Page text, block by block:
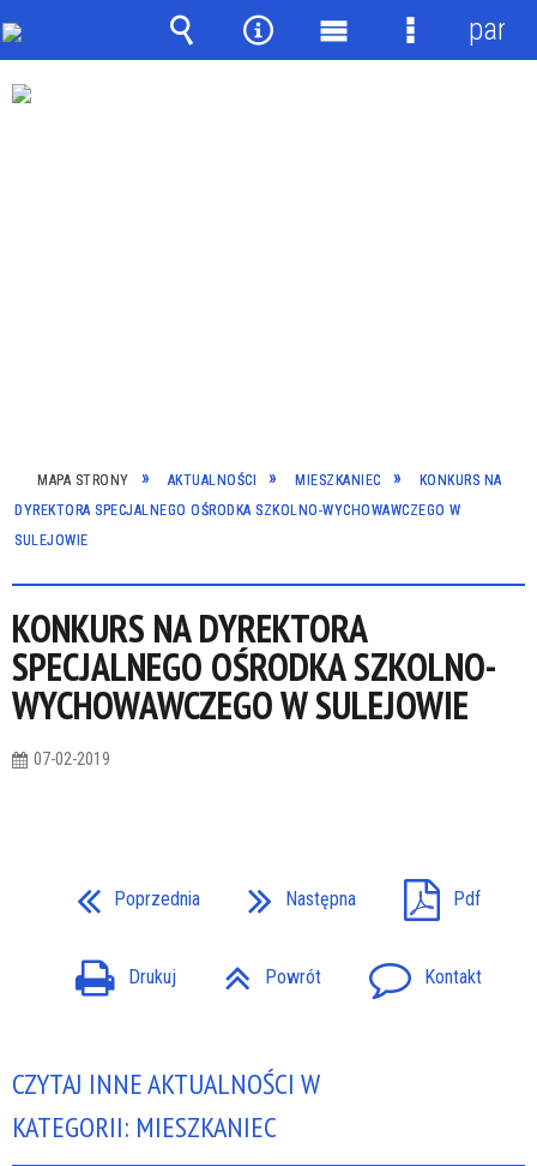
MAPA STRONY AKTUALNOŚCI MIESZKANIEC
KONKURS NA
DYREKTORA SPECJALNEGO OŚRODKA SZKOLNO-WYCHOWAWCZEGO W
SULEJOWIE
KONKURS NA DYREKTORA
SPECJALNEGO OŚRODKA SZKOLNO-
WYCHOWAWCZEGO W SULEJOWIE
07-02-2019
Poprzednia Następna Pdf
Drukuj Powrót Kontakt
CZYTAJ INNE AKTUALNOŚCI W
KATEGORII: MIESZKANIEC
Wyszukiwarka
Narzędzia
Menu Menu
panel